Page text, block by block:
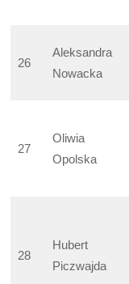
26
Aleksandra
Nowacka
27
Oliwia
Opolska
28
Hubert
Piczwajda